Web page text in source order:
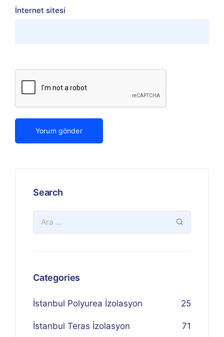
İnternet sitesi
Search
Categories
İstanbul Polyurea İzolasyon 25
İstanbul Teras İzolasyon 71